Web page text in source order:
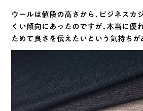
ウールは値段の高さから、ビジネスカ
くい傾向にあったのですが、本当に優
ためて良さを伝えたいという気持ちが